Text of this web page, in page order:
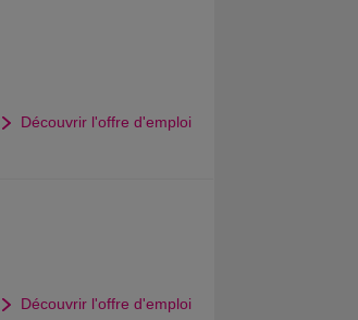
Découvrir l'offre d'emploi
Découvrir l'offre d'emploi